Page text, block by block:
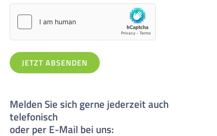
Melden Sie sich gerne jederzeit auch
telefonisch
oder per E-Mail bei uns: